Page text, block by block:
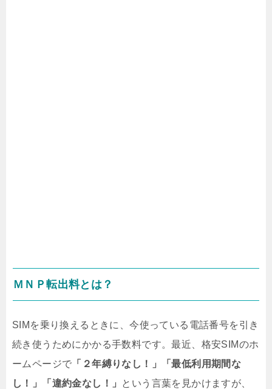
ＭＮＰ転出料とは？
SIMを乗り換えるときに、今使っている電話番号を引き
続き使うためにかかる手数料です。最近、格安SIMのホ
ームページで 「２年縛りなし！」
「最低利用期間な
し！」「違約金なし！」 という言葉を見かけますが、